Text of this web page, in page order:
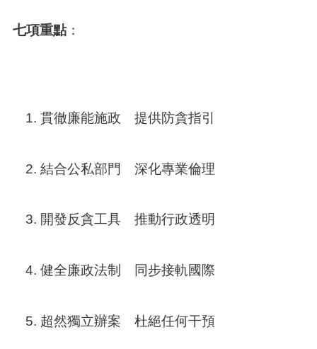
七項重點：
貫徹廉能施政 提供防貪指引
結合公私部門 深化專業倫理
開發反貪工具 推動行政透明
健全廉政法制 同步接軌國際
超然獨立辦案 杜絕任何干預